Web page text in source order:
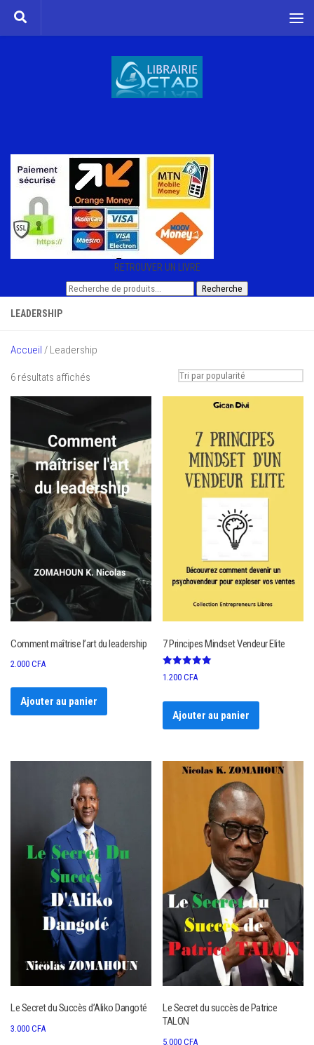
Skip to content
RETROUVER UN LIVRE
Recherche
Recherche
LEADERSHIP
Accueil / Leadership
6 résultats affichés
par
Comment maîtrise l’art du leadership
2.000 CFA
Ajouter au panier
7 Principes Mindset Vendeur Elite
Note
5.00
1.200CFA
Ajouter au panier
Le Secret du Succès d’Aliko Dangoté
3.000 CFA
Le Secret du succès de Patrice
TALON
5.000CFA